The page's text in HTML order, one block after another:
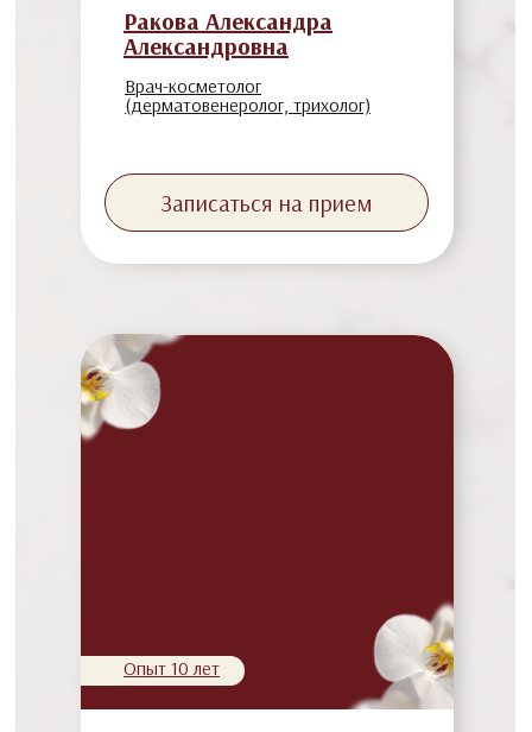
Опыт 10 лет
Ракова Александра
Александровна
Врач-косметолог
(дерматовенеролог, трихолог)
Записаться на прием